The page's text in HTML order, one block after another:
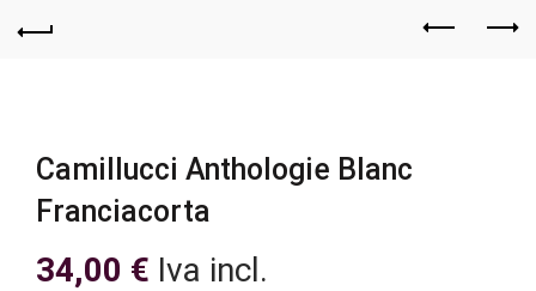
Camillucci Anthologie Blanc
Franciacorta
34,00 € Iva incl.